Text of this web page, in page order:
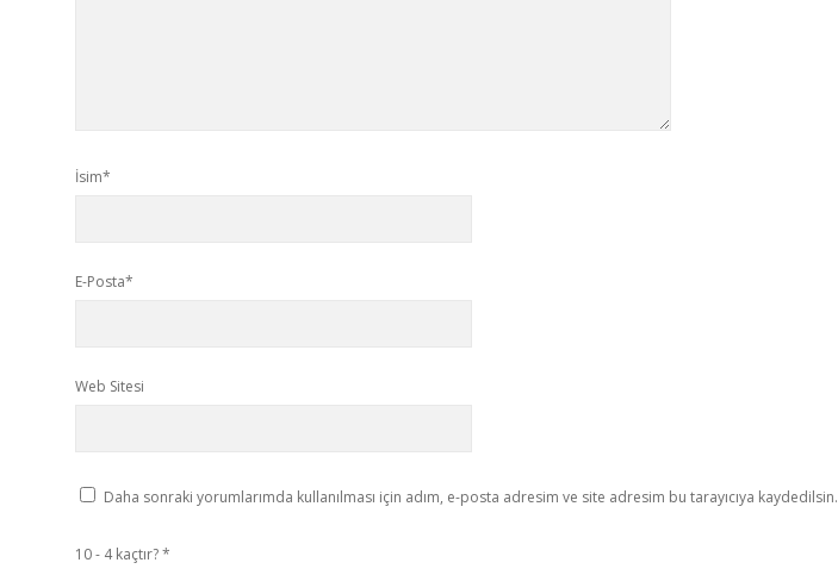
İsim*
E-Posta*
Web Sitesi
Daha sonraki yorumlarımda kullanılması için adım, e-posta adresim ve site adresim bu tarayıcıya kaydedilsin.
10 - 4 kaçtır?*